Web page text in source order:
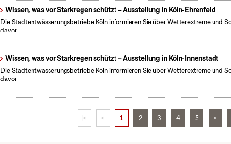
Wissen, was vor Starkregen schützt – Ausstellung in Köln-Ehrenfeld
Die Stadtentwässerungsbetriebe Köln informieren Sie über Wetterextreme und
davor
Wissen, was vor Starkregen schützt – Ausstellung in Köln-Innenstadt
Die Stadtentwässerungsbetriebe Köln informieren Sie über Wetterextreme und
davor
|< < 1 2 3 4 5 >